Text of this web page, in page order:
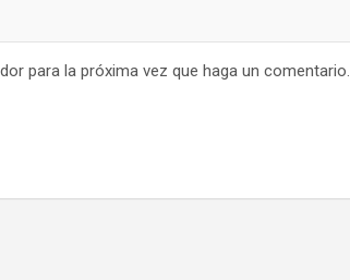
para la próxima vez que haga un comentario.